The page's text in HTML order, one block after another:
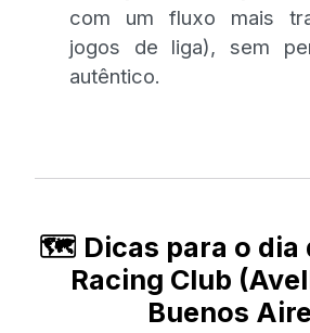
com um fluxo mais
jogos de liga), sem
autêntico.
🗺️ Dicas para o dia
Racing Club
Buenos